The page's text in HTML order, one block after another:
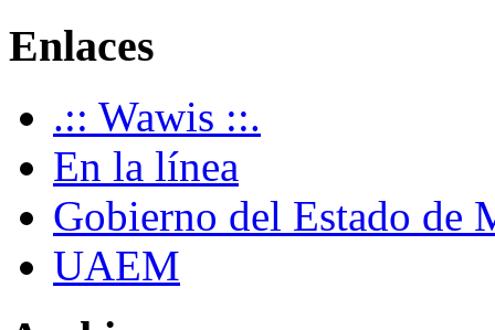
Enlaces
.:: Wawis ::.
En la línea
Gobierno del Estado de
UAEM